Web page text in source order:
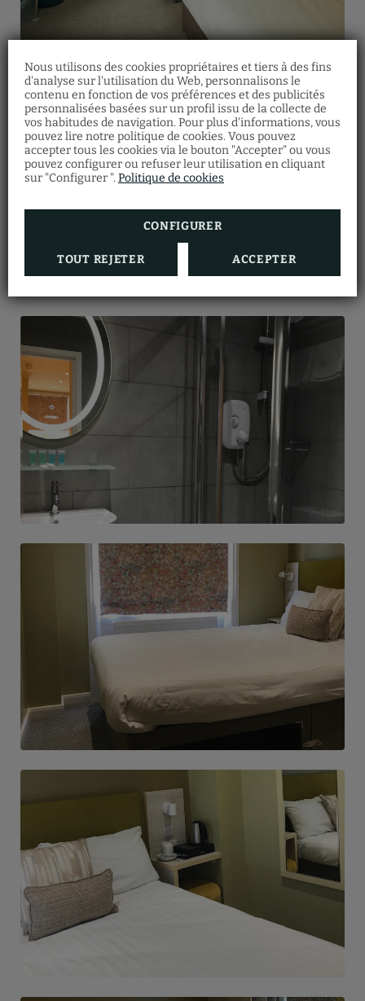
Nous utilisons des cookies propriétaires et tiers à des fins
d'analyse sur l'utilisation du Web, personnalisons le
contenu en fonction de vos préférences et des publicités
personnalisées basées sur un profil issu de la collecte de
vos habitudes de navigation. Pour plus d'informations, vous
pouvez lire notre politique de cookies. Vous pouvez
accepter tous les cookies via le bouton "Accepter" ou vous
pouvez configurer ou refuser leur utilisation en cliquant
sur "Configurer ". Politique de cookies
CONFIGURER
TOUT REJETER ACCEPTER